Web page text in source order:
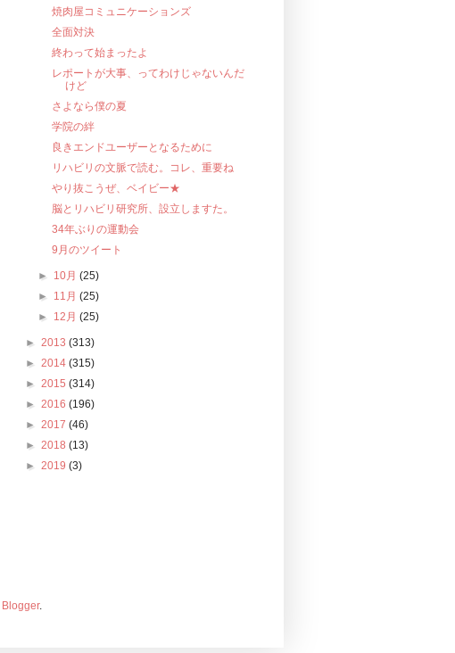
焼肉屋コミュニケーションズ
全面対決
終わって始まったよ
レポートが大事、ってわけじゃないんだ
けど
さよなら僕の夏
学院の絆
良きエンドユーザーとなるために
リハビリの文脈で読む。コレ、重要ね
やり抜こうぜ、ベイビー★
脳とリハビリ研究所、設立しますた。
34年ぶりの運動会
9月のツイート
► 10月(25)
► 11月(25)
► 12月(25)
► 2013 (313)
► 2014 (315)
► 2015 (314)
► 2016 (196)
► 2017 (46)
► 2018 (13)
► 2019 (3)
Blogger.